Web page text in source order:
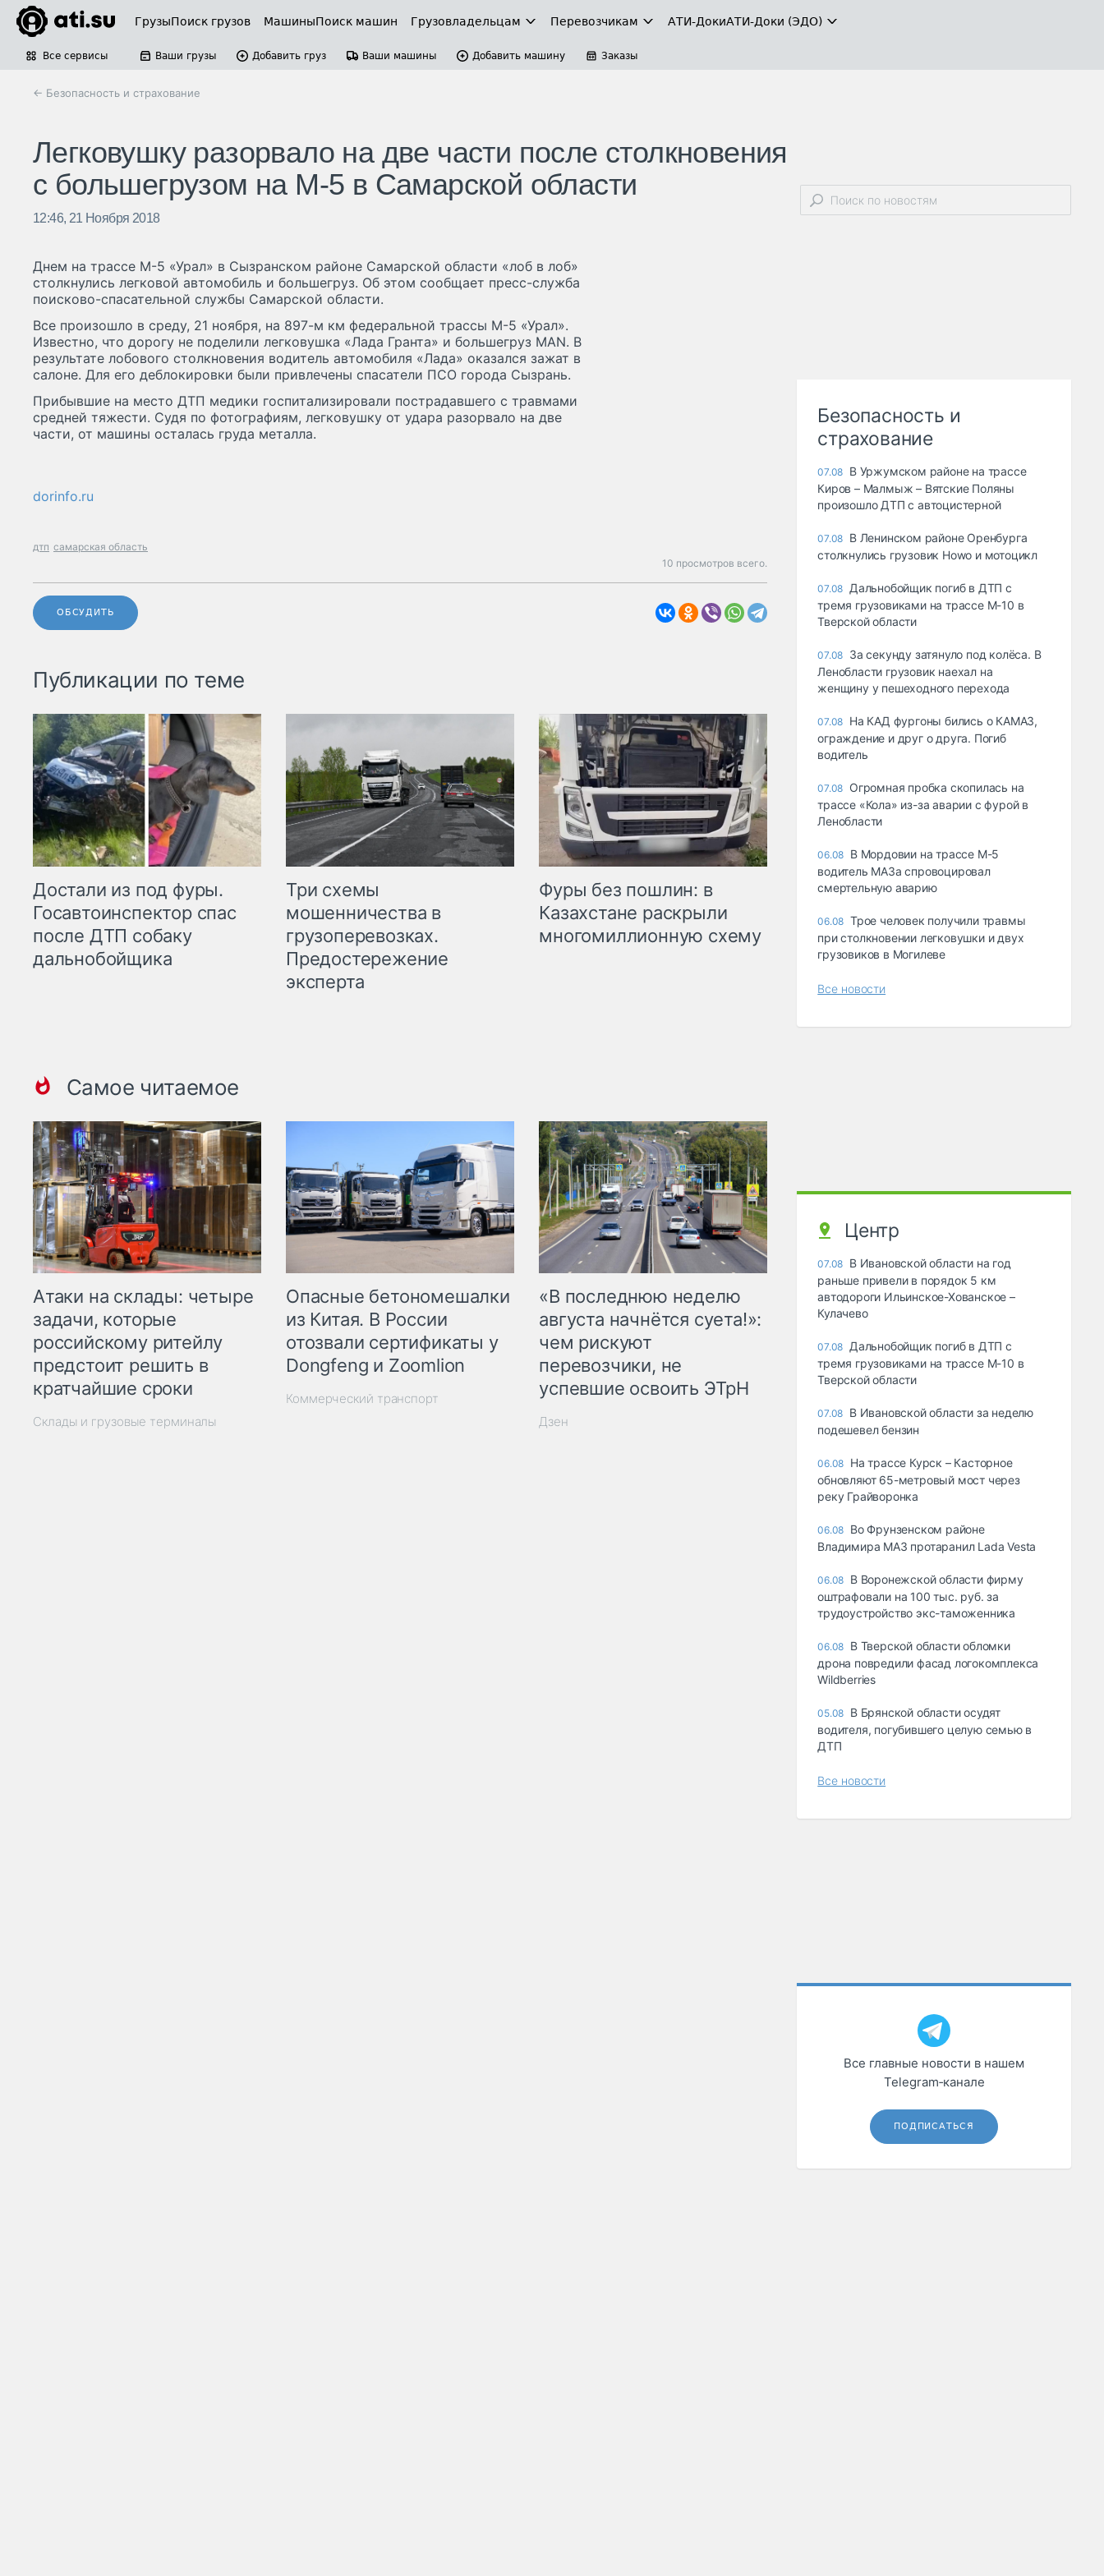
ГрузыПоиск грузов МашиныПоиск машин Грузовладельцам Перевозчикам АТИ-ДокиАТИ-Доки (ЭДО)
Все сервисы Ваши грузы Добавить груз Ваши машины Добавить машину Заказы
← Безопасность и страхование
Легковушку разорвало на две части после столкновения
с большегрузом на М-5 в Самарской области
12:46, 21 Ноября 2018
Днем на трассе М-5 «Урал» в Сызранском районе Самарской области «лоб в лоб»
столкнулись легковой автомобиль и большегруз. Об этом сообщает пресс-служба
поисково-спасательной службы Самарской области.
Все произошло в среду, 21 ноября, на 897-м км федеральной трассы М-5 «Урал».
Известно, что дорогу не поделили легковушка «Лада Гранта» и большегруз MAN. В
результате лобового столкновения водитель автомобиля «Лада» оказался зажат в
салоне. Для его деблокировки были привлечены спасатели ПСО города Сызрань.
Прибывшие на место ДТП медики госпитализировали пострадавшего с травмами
средней тяжести. Судя по фотографиям, легковушку от удара разорвало на две
части, от машины осталась груда металла.
dorinfo.ru
дтп самарская область
10 просмотров всего.
ОБСУДИТЬ
Публикации по теме
Достали из под фуры.
Госавтоинспектор спас
после ДТП собаку
дальнобойщика
Три схемы
мошенничества в
грузоперевозках.
Предостережение
эксперта
Фуры без пошлин: в
Казахстане раскрыли
многомиллионную схему
Самое читаемое
Атаки на склады: четыре
задачи, которые
российскому ритейлу
предстоит решить в
кратчайшие сроки
Склады и грузовые терминалы
Опасные бетономешалки
из Китая. В России
отозвали сертификаты у
Dongfeng и Zoomlion
Коммерческий транспорт
«В последнюю неделю
августа начнётся суета!»:
чем рискуют
перевозчики, не
успевшие освоить ЭТрН
Дзен
Безопасность и
страхование
07.08 В Уржумском районе на трассе
Киров – Малмыж – Вятские Поляны
произошло ДТП с автоцистерной
07.08 В Ленинском районе Оренбурга
столкнулись грузовик Howo и мотоцикл
07.08 Дальнобойщик погиб в ДТП с
тремя грузовиками на трассе М-10 в
Тверской области
07.08 За секунду затянуло под колёса. В
Ленобласти грузовик наехал на
женщину у пешеходного перехода
07.08 На КАД фургоны бились о КАМАЗ,
ограждение и друг о друга. Погиб
водитель
07.08 Огромная пробка скопилась на
трассе «Кола» из-за аварии с фурой в
Ленобласти
06.08 В Мордовии на трассе М-5
водитель МАЗа спровоцировал
смертельную аварию
06.08 Трое человек получили травмы
при столкновении легковушки и двух
грузовиков в Могилеве
Все новости
Центр
07.08 В Ивановской области на год
раньше привели в порядок 5 км
автодороги Ильинское-Хованское –
Кулачево
07.08 Дальнобойщик погиб в ДТП с
тремя грузовиками на трассе М-10 в
Тверской области
07.08 В Ивановской области за неделю
подешевел бензин
06.08 На трассе Курск – Касторное
обновляют 65-метровый мост через
реку Грайворонка
06.08 Во Фрунзенском районе
Владимира МАЗ протаранил Lada Vesta
06.08 В Воронежской области фирму
оштрафовали на 100 тыс. руб. за
трудоустройство экс-таможенника
06.08 В Тверской области обломки
дрона повредили фасад логокомплекса
Wildberries
05.08 В Брянской области осудят
водителя, погубившего целую семью в
ДТП
Все новости
Все главные новости в нашем
Telegram‑канале
ПОДПИСАТЬСЯ